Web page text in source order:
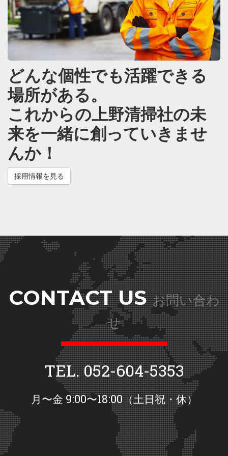
どんな個性でも活躍できる
場所がある。
これからの上野清掃社の未
来を一緒に創っていきませ
んか！
採用情報を見る
CONTACT USお問い合わ
せ
TEL. 052-604-5353
月〜金 9:00〜18:00（土日祝・休）